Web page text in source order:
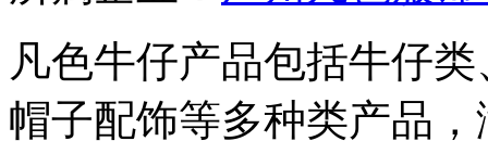
凡色牛仔产品包括牛仔
帽子配饰等多种类产品